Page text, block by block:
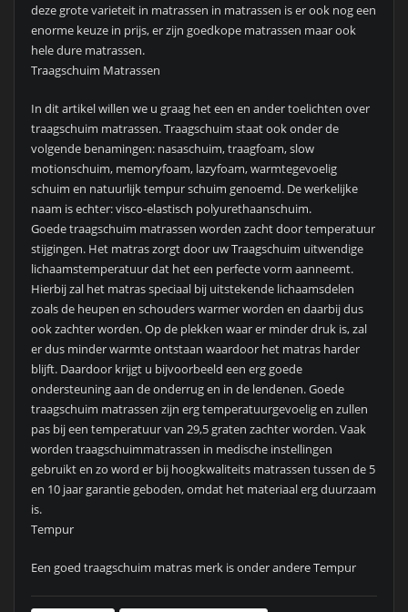
deze grote varieteit in matrassen in matrassen is er ook nog een
enorme keuze in prijs, er zijn goedkope matrassen maar ook
hele dure matrassen.
Traagschuim Matrassen
In dit artikel willen we u graag het een en ander toelichten over
traagschuim matrassen. Traagschuim staat ook onder de
volgende benamingen: nasaschuim, traagfoam, slow
motionschuim, memoryfoam, lazyfoam, warmtegevoelig
schuim en natuurlijk tempur schuim genoemd. De werkelijke
naam is echter: visco-elastisch polyurethaanschuim.
Goede traagschuim matrassen worden zacht door temperatuur
stijgingen. Het matras zorgt door uw Traagschuim uitwendige
lichaamstemperatuur dat het een perfecte vorm aanneemt.
Hierbij zal het matras speciaal bij uitstekende lichaamsdelen
zoals de heupen en schouders warmer worden en daarbij dus
ook zachter worden. Op de plekken waar er minder druk is, zal
er dus minder warmte ontstaan waardoor het matras harder
blijft. Daardoor krijgt u bijvoorbeeld een erg goede
ondersteuning aan de onderrug en in de lendenen. Goede
traagschuim matrassen zijn erg temperatuurgevoelig en zullen
pas bij een temperatuur van 29,5 graten zachter worden. Vaak
worden traagschuimmatrassen in medische instellingen
gebruikt en zo word er bij hoogkwaliteits matrassen tussen de 5
en 10 jaar garantie geboden, omdat het materiaal erg duurzaam
is.
Tempur
Een goed traagschuim matras merk is onder andere Tempur